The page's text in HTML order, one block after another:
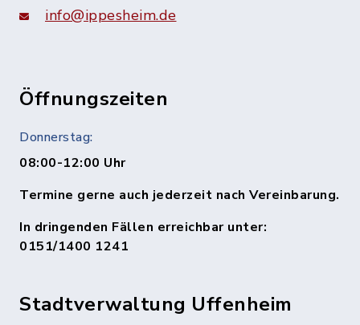
info@ippesheim.de
Öffnungszeiten
Donnerstag:
08:00-12:00 Uhr
Termine gerne auch jederzeit nach Vereinbarung.
In dringenden Fällen erreichbar unter:
0151/1400 1241
Stadtverwaltung Uffenheim